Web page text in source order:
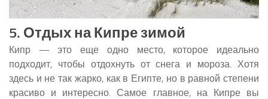
5. Отдых на Кипре зимой
Кипр — это еще одно место, которое идеально
подходит, чтобы отдохнуть от снега и мороза. Хотя
здесь и не так жарко, как в Египте, но в равной степени
красиво и интересно. Самое главное, на Кипре вы